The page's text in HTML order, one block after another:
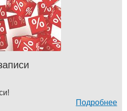
Подробнее